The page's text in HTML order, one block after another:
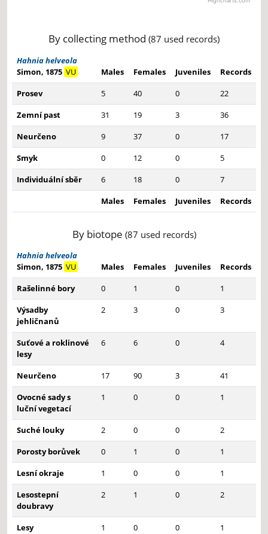
By collecting method (87 used records)
Hahnia helveola
Simon, 1875 VU Males Females Juveniles
Records
Prosev
5 40 0
22
Zemní past
31 19 3
36
Neurčeno
9 37 0
17
Smyk
0 12 0
5
Individuální sběr
6 18 0
7
Males
Females Juveniles Records
By biotope (87 used records)
Hahnia helveola
Simon, 1875 VU Males Females Juveniles
Records
Rašelinné bory
0 1 0
1
Výsadby
jehličnanů
2 3 0 3
Suťové a roklinové
lesy
6 6 0 4
Neurčeno 17 90 3
41
Ovocné sady s
luční vegetací
1 0 0 1
Suché louky 2 0 0
2
Porosty borůvek
0 1 0
1
Lesní okraje
1 0 0
1
Lesostepní
doubravy
2 1 0 2
Lesy 1 0 0
1